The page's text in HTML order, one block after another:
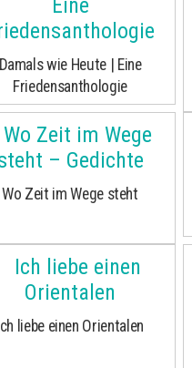
Damals wie Heute | Eine
Friedensanthologie
Wo Zeit im Wege steht
Ich liebe einen Orientalen